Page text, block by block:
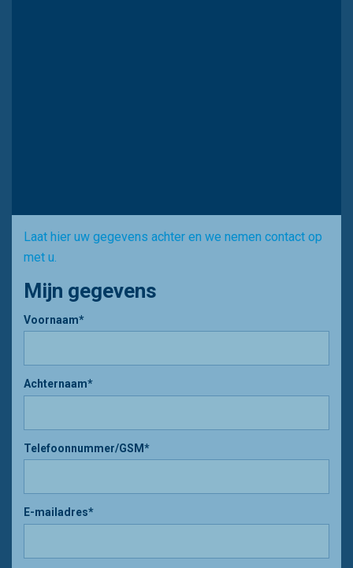
Laat hier uw gegevens achter en we nemen contact op
met u.
Mijn gegevens
Voornaam*
Achternaam*
Telefoonnummer/GSM*
E-mailadres*